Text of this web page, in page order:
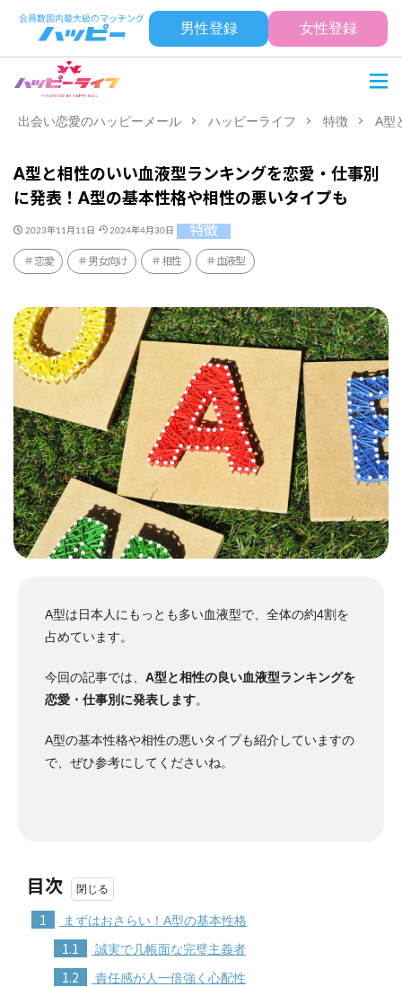
男性登録 女性登録
出会い恋愛のハッピーメール ハッピーライフ 特徴 A型
A型と相性のいい血液型ランキングを恋愛・仕事別
に発表！A型の基本性格や相性の悪いタイプも
2023年11月11日 2024年4月30日 特徴
恋愛 男女向け 相性 血液型
A型は日本人にもっとも多い血液型で、全体の約4割を
占めています。
今回の記事では、 A型と相性の良い血液型ランキングを
恋愛・仕事別に発表します。
A型の基本性格や相性の悪いタイプも紹介していますの
で、ぜひ参考にしてくださいね。
目次
1 まずはおさらい！A型の基本性格
1.1 誠実で几帳面な完璧主義者
1.2 責任感が人一倍強く心配性